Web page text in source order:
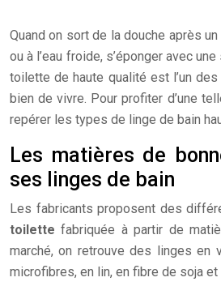
Quand on sort de la douche après un
ou à l’eau froide, s’éponger avec
toilette de haute qualité est l’un
bien de vivre. Pour profiter d’une
repérer les types de linge de bain
Les matières de
ses linges de bain
Les fabricants proposent des
toilette fabriquée à partir de
marché, on retrouve des linges en
microfibres, en lin, en fibre de soja et